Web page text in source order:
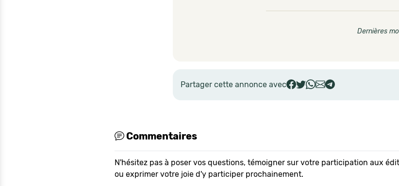
Dernières
Partager cette annonce avec
Commentaires
N'hésitez pas à poser vos questions, témoigner sur votre participation aux
ou exprimer votre joie d'y participer prochainement.